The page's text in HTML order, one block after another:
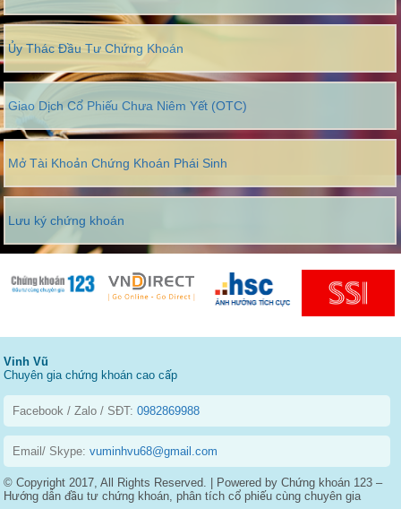
Ủy Thác Đầu Tư Chứng Khoán
Giao Dịch Cổ Phiếu Chưa Niêm Yết (OTC)
Mở Tài Khoản Chứng Khoán Phái Sinh
Lưu ký chứng khoán
Vinh Vũ
Chuyên gia chứng khoán cao cấp
Facebook / Zalo / SĐT:0982869988
Email/ Skype:vuminhvu68@gmail.com
© Copyright 2017, All Rights Reserved. | Powered by Chứng khoán 123 –
Hướng dẫn đầu tư chứng khoán, phân tích cổ phiếu cùng chuyên gia